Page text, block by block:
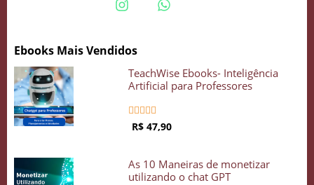
Ebooks Mais Vendidos
TeachWise Ebooks- Inteligência
Artificial para Professores
    
R$ 47,90
As 10 Maneiras de monetizar
utilizando o chat GPT
COMECE GRÁTIS